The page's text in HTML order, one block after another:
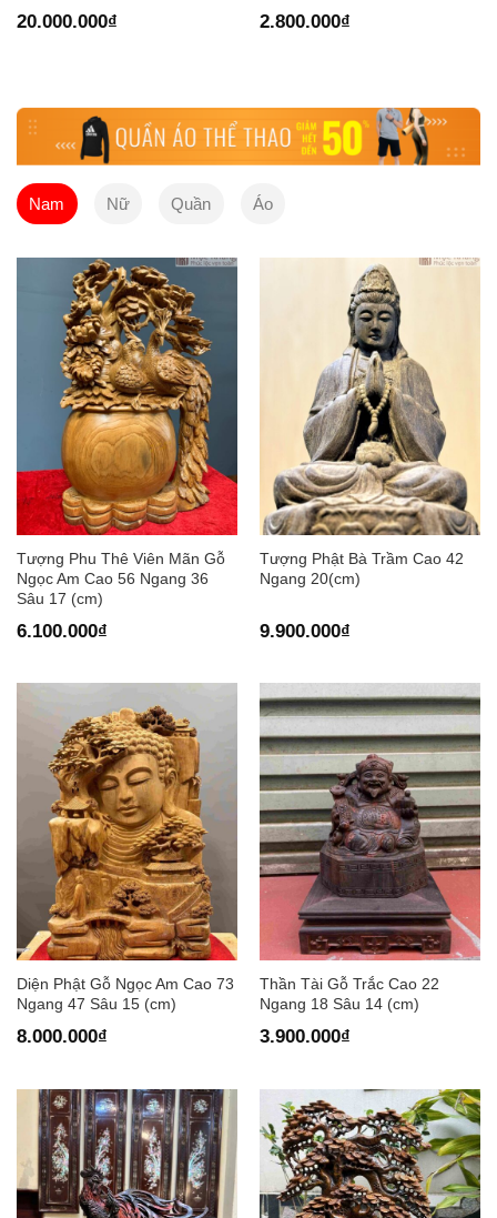
20.000.000₫ 2.800.000₫
Nam Nữ Quần Áo
Tượng Phu Thê Viên Mãn Gỗ
Ngọc Am Cao 56 Ngang 36
Sâu 17 (cm)
6.100.000₫
Tượng Phật Bà Trầm Cao 42
Ngang 20(cm)
9.900.000₫
Diện Phật Gỗ Ngọc Am Cao 73
Ngang 47 Sâu 15 (cm)
8.000.000₫
Thần Tài Gỗ Trắc Cao 22
Ngang 18 Sâu 14 (cm)
3.900.000₫